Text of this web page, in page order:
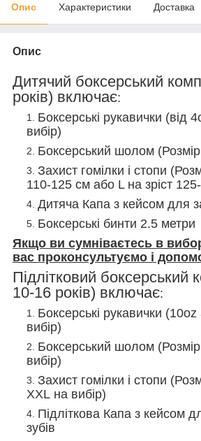
Опис Характеристики Доставка
Опис
Дитячий боксерський
років) включає:
Боксерські рукавички (від
вибір)
Боксерський шолом
Захист гомілки і стопи
110-125 см або L на зріст
Дитяча Капа з кейсом для
Боксерські бинти 2.5 метри
Якщо ви сумніваєтесь в
вас проконсультуємо і
Підлітковий боксерський
10-16 років) включає:
Боксерські рукавички
вибір)
Боксерський шолом
вибір)
Захист гомілки і стопи
XXL на вибір)
Підліткова Капа з кейсом
зубів